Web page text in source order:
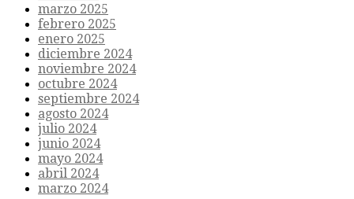
marzo 2025
febrero 2025
enero 2025
diciembre 2024
noviembre 2024
octubre 2024
septiembre 2024
agosto 2024
julio 2024
junio 2024
mayo 2024
abril 2024
marzo 2024